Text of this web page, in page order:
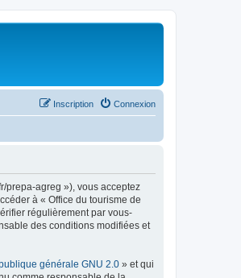
Connexion
Inscription
prepa-agreg »), vous acceptez
à « Office du tourisme de
régulièrement par vous-
des conditions modifiées et
générale GNU 2.0 » et qui